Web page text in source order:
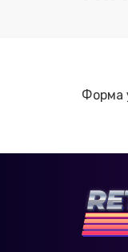
Форма